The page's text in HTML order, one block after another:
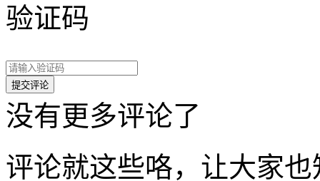
验证码
没有更多评论了
评论就这些咯，让大家